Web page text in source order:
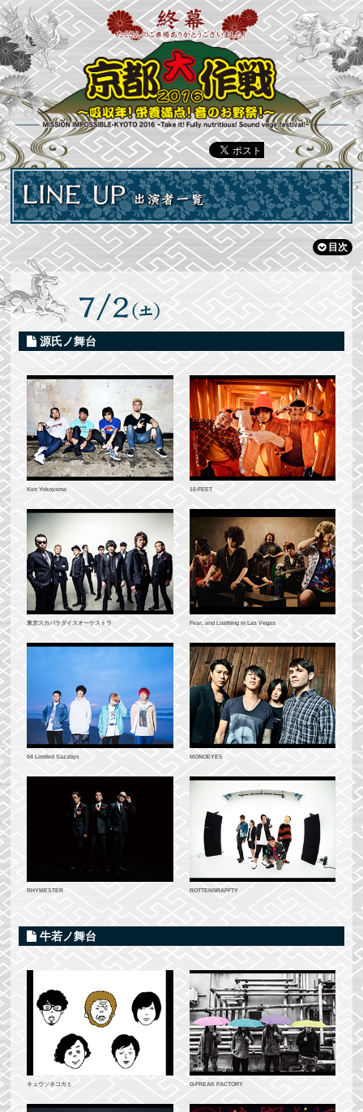
目次
源氏ノ舞台
Ken Yokoyama 10-FEET
東京スカパラダイスオーケストラ Fear, and Loathing in Las Vegas
04 Limited Sazabys MONOEYES
RHYMESTER ROTTENGRAFFTY
牛若ノ舞台
キュウソネコカミ G-FREAK FACTORY